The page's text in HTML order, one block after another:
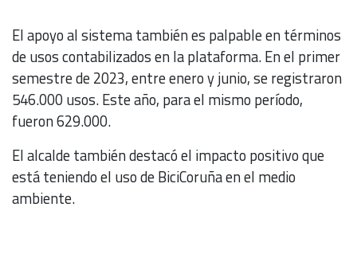
El apoyo al sistema también es palpable en términos
de usos contabilizados en la plataforma. En el primer
semestre de 2023, entre enero y junio, se registraron
546.000 usos. Este año, para el mismo período,
fueron 629.000.
El alcalde también destacó el impacto positivo que
está teniendo el uso de BiciCoruña en el medio
ambiente.